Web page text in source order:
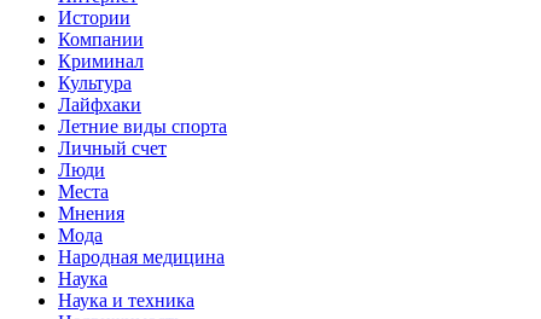
Истории
Компании
Криминал
Культура
Лайфхаки
Летние виды спорта
Личный счет
Люди
Места
Мнения
Мода
Народная медицина
Наука
Наука и техника